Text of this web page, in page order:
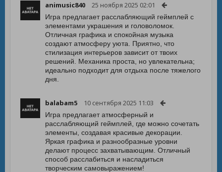
animusic840 25 ноября 2025 02:01
Игра предлагает расслабляющий геймплей с
элементами украшения и головоломок.
Отличная графика и спокойная музыка
создают атмосферу уюта. Приятно, что
стилизация интерьеров зависит от твоих
решений. Механика проста, но увлекательна;
идеально подходит для отдыха после тяжелого
дня.
balabam5 10 сентября 2025 11:03
Игра предлагает атмосферный и
расслабляющий геймплей, где можно сочетать
элементы, создавая красивые декорации.
Яркая графика и разнообразные уровни
делают процесс захватывающим. Отличный
способ расслабиться и насладиться
творческим самовыражением!